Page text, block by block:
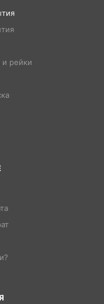
рейки